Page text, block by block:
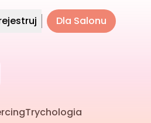
Dla Salonu
Trychologia